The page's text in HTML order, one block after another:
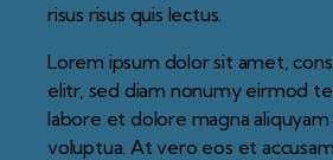
risus risus quis lectus.
Lorem ipsum dolor sit amet,
elitr, sed diam nonumy eirmod
labore et dolore magna
voluptua. At vero eos et